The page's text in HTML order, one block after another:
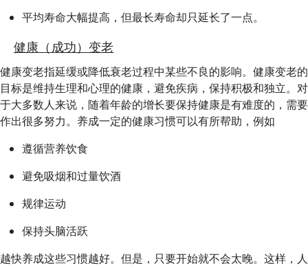
平均寿命大幅提高，但最长寿命却只延长了一点。
健康（成功）变老
健康变老指延缓或降低衰老过程中某些不良的影响。健康变老的
目标是维持生理和心理的健康，避免疾病，保持积极和独立。对
于大多数人来说，随着年龄的增长要保持健康是有难度的，需要
作出很多努力。养成一定的健康习惯可以有所帮助，例如
遵循营养饮食
避免吸烟和过量饮酒
规律运动
保持头脑活跃
越快养成这些习惯越好。但是，只要开始就不会太晚。这样，人